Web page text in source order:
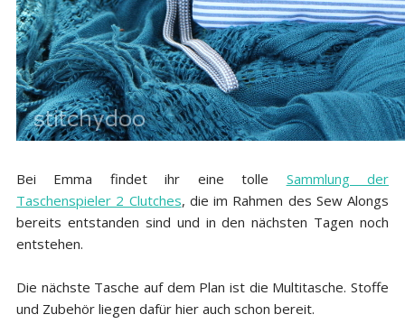
Bei Emma findet ihr eine tolle Sammlung der
Taschenspieler 2 Clutches, die im Rahmen des Sew Alongs
bereits entstanden sind und in den nächsten Tagen noch
entstehen.
Die nächste Tasche auf dem Plan ist die Multitasche. Stoffe
und Zubehör liegen dafür hier auch schon bereit.